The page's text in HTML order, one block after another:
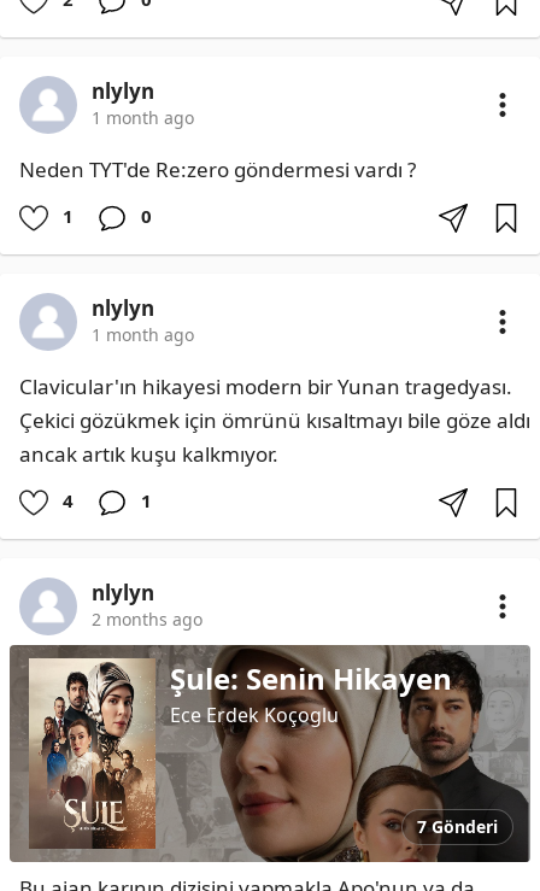
nlylyn
1 month ago
Neden TYT'de Re:zero göndermesi vardı ?
1 0
nlylyn
1 month ago
Clavicular'ın hikayesi modern bir Yunan tragedyası.
Çekici gözükmek için ömrünü kısaltmayı bile göze aldı
ancak artık kuşu kalkmıyor.
4 1
nlylyn
2 months ago
Şule: Senin Hikayen
Ece Erdek Koçoglu
7 Gönderi